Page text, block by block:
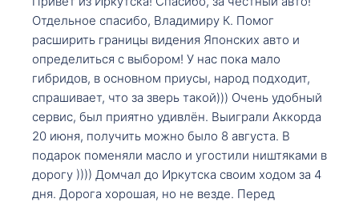
Отдельное спасибо, Владимиру К. Помог
расширить границы видения Японских авто и
определиться с выбором! У нас пока мало
гибридов, в основном приусы, народ подходит,
спрашивает, что за зверь такой))) Очень удобный
сервис, был приятно удивлён. Выиграли Аккорда
20 июня, получить можно было 8 августа. В
подарок поменяли масло и угостили ништяками в
дорогу )))) Домчал до Иркутска своим ходом за 4
дня. Дорога хорошая, но не везде. Перед